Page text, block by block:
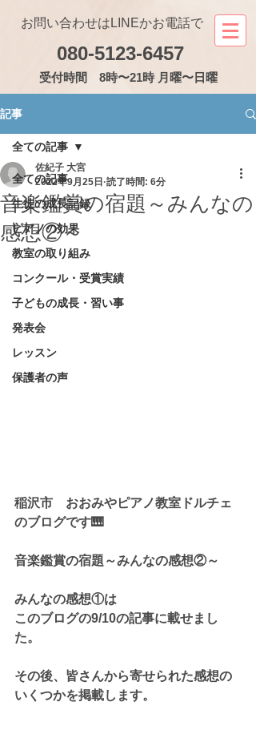
080-5123-6457
お問い合わせはLINEかお電話で
受付時間 8時〜21時 月曜〜日曜
記事
全ての記事
生徒の成長記録
ピアノの効果
教室の取り組み
コンクール・受賞実績
子どもの成長・習い事
発表会
レッスン
保護者の声
全ての記事
音楽鑑賞の宿題～みんなの
感想②～
佐紀子 大宮
2022年9月25日 読了時間: 6分
稲沢市　おおみやピアノ教室ドルチェ
のブログです🎹
音楽鑑賞の宿題～みんなの感想②～
みんなの感想①は
このブログの9/10の記事に載せまし
た。
その後、皆さんから寄せられた感想の
いくつかを掲載します。